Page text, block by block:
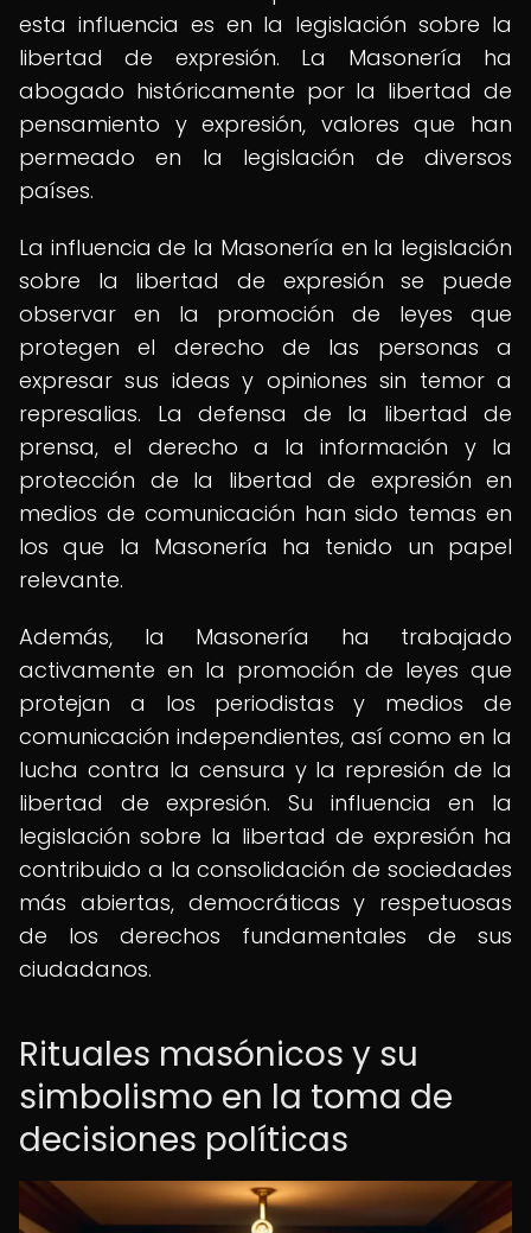
esta influencia es en la legislación sobre la
libertad de expresión. La Masonería ha
abogado históricamente por la libertad de
pensamiento y expresión, valores que han
permeado en la legislación de diversos
países.
La influencia de la Masonería en la legislación
sobre la libertad de expresión se puede
observar en la promoción de leyes que
protegen el derecho de las personas a
expresar sus ideas y opiniones sin temor a
represalias. La defensa de la libertad de
prensa, el derecho a la información y la
protección de la libertad de expresión en
medios de comunicación han sido temas en
los que la Masonería ha tenido un papel
relevante.
Además, la Masonería ha trabajado
activamente en la promoción de leyes que
protejan a los periodistas y medios de
comunicación independientes, así como en la
lucha contra la censura y la represión de la
libertad de expresión. Su influencia en la
legislación sobre la libertad de expresión ha
contribuido a la consolidación de sociedades
más abiertas, democráticas y respetuosas
de los derechos fundamentales de sus
ciudadanos.
Rituales masónicos y su
simbolismo en la toma de
decisiones políticas